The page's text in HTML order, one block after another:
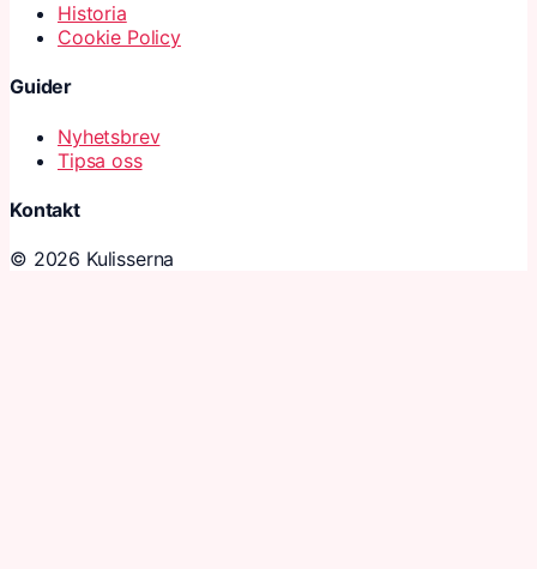
Historia
Cookie Policy
Guider
Nyhetsbrev
Tipsa oss
Kontakt
© 2026 Kulisserna